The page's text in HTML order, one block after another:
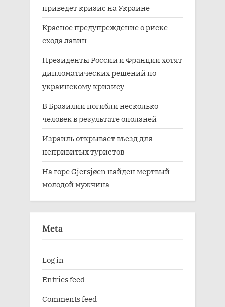
приведет кризис на Украине
Красное предупреждение о риске
схода лавин
Президенты России и Франции хотят
дипломатических решений по
украинскому кризису
В Бразилии погибли несколько
человек в результате оползней
Израиль открывает въезд для
непривитых туристов
На горе Gjersjøen найден мертвый
молодой мужчина
Meta
Log in
Entries feed
Comments feed